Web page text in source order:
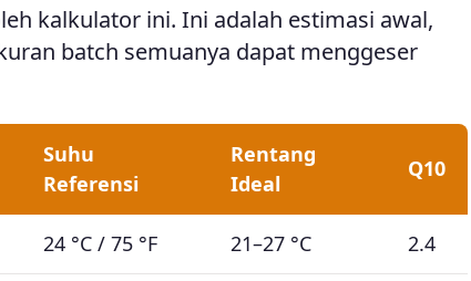
kalkulator ini. Ini adalah estimasi awal,
batch semuanya dapat menggeser
Suhu
Referensi
Rentang
Ideal
Q10
24 °C / 75 °F 21–27 °C 2.4